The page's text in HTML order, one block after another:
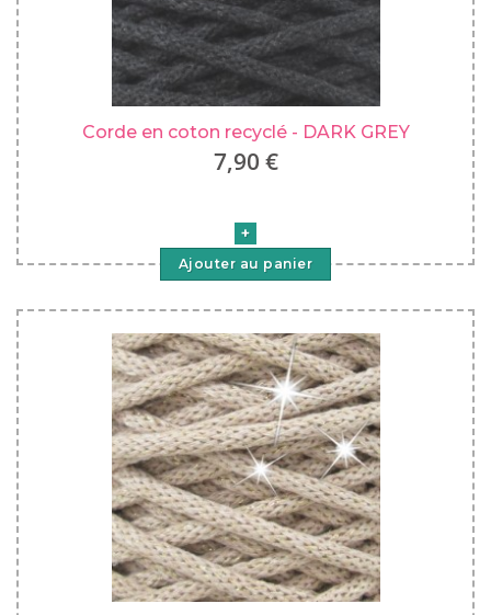
Corde en coton recyclé - DARK GREY
7,90 €
Ajouter au panier